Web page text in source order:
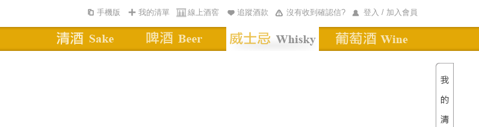
登入 / 加入會員
沒有收到確認信?
追蹤酒款
線上酒窖
我的清單
手機版